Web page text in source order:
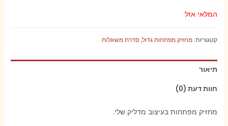
המלאי אזל
קטגוריות:מחזיק מפתחות גדול,סדרת משאלות
תיאור
חוות דעת (0)
מחזיק מפתחות בעיצוב מדליק שלי.